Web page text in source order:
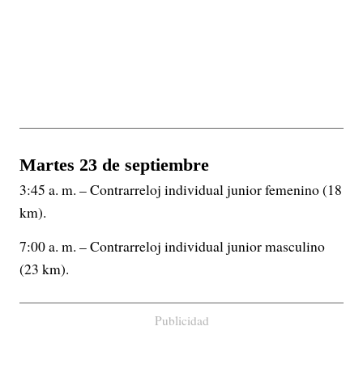
Martes 23 de septiembre
3:45 a. m. – Contrarreloj individual junior femenino (18
km).
7:00 a. m. – Contrarreloj individual junior masculino
(23 km).
Publicidad